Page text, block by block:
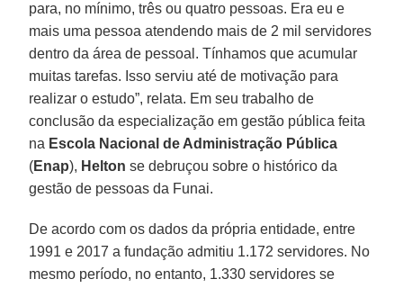
para, no mínimo, três ou quatro pessoas. Era eu e
mais uma pessoa atendendo mais de 2 mil servidores
dentro da área de pessoal. Tínhamos que acumular
muitas tarefas. Isso serviu até de motivação para
realizar o estudo”, relata. Em seu trabalho de
conclusão da especialização em gestão pública feita
na Escola Nacional de Administração Pública
(Enap), Helton se debruçou sobre o histórico da
gestão de pessoas da Funai.
De acordo com os dados da própria entidade, entre
1991 e 2017 a fundação admitiu 1.172 servidores. No
mesmo período, no entanto, 1.330 servidores se